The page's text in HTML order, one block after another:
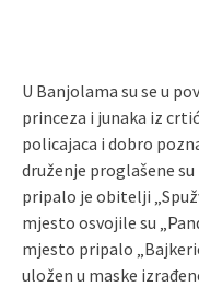
U Banjolama su se u
princeza i junaka iz
policajaca i dobro
druženje proglašene
pripalo je obitelji
mjesto osvojile su
mjesto pripalo
uložen u maske